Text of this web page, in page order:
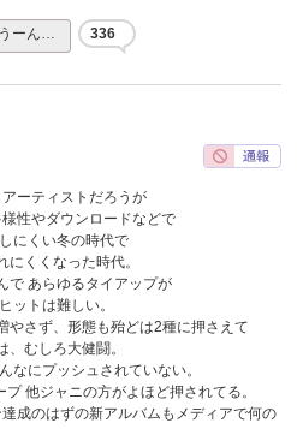
うーん… 336
ーティストだろうが
性やダウンロードなどで
にくい冬の時代で
くくなった時代。
で あらゆるタイアップが
ットは難しい。
やさず、形態も殆どは2種に押さえて
むしろ大健闘。
なにプッシュされていない。
他ジャニの方がよほど押されてる。
成のはずの新アルバムもメディアで何の